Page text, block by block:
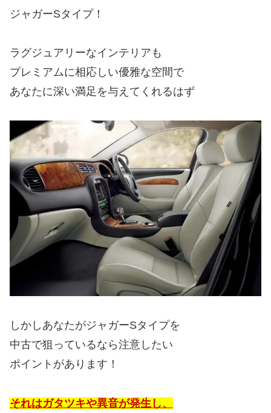
ジャガーSタイプ！
ラグジュアリーなインテリアも
プレミアムに相応しい優雅な空間で
あなたに深い満足を与えてくれるはず
しかしあなたがジャガーSタイプを
中古で狙っているなら注意したい
ポイントがあります！
それはガタツキや異音が発生し、